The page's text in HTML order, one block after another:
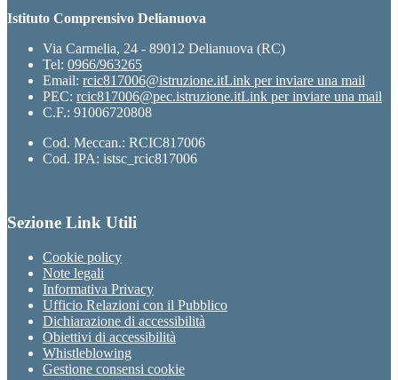
Istituto Comprensivo Delianuova
Via Carmelia, 24 - 89012 Delianuova (RC)
Tel: 0966/963265
Email: rcic817006@istruzione.itLink per inviare una mail
PEC: rcic817006@pec.istruzione.itLink per inviare una mail
C.F.: 91006720808
Cod. Meccan.: RCIC817006
Cod. IPA: istsc_rcic817006
Sezione Link Utili
Cookie policy
Note legali
Informativa Privacy
Ufficio Relazioni con il Pubblico
Dichiarazione di accessibilità
Obiettivi di accessibilità
Whistleblowing
Gestione consensi cookie